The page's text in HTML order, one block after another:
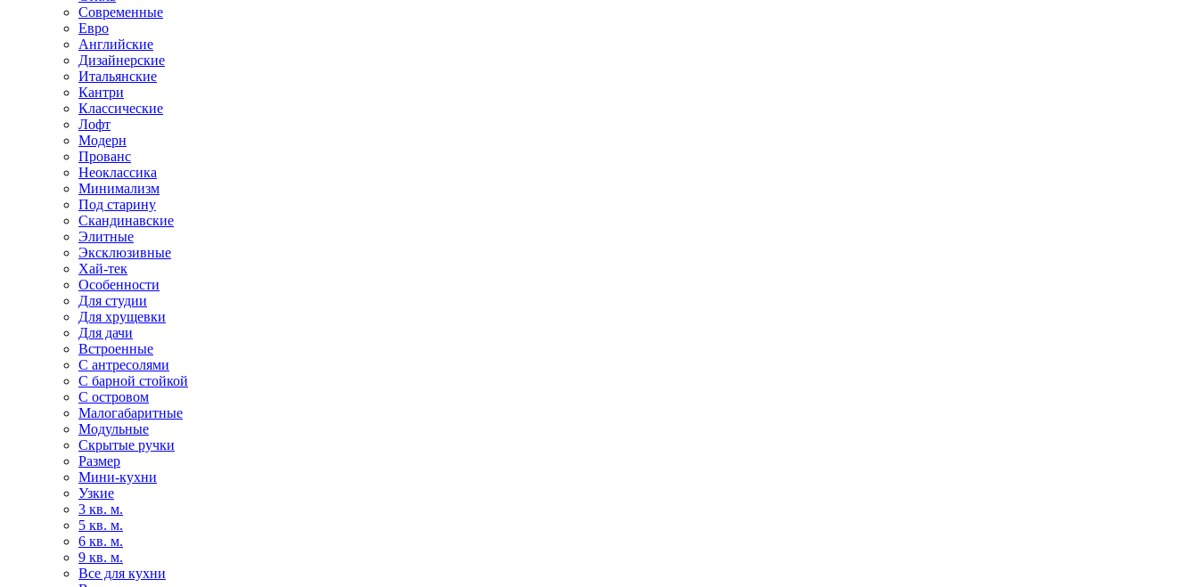
Современные
Евро
Английские
Дизайнерские
Итальянские
Кантри
Классические
Лофт
Модерн
Прованс
Неоклассика
Минимализм
Под старину
Скандинавские
Элитные
Эксклюзивные
Хай-тек
Особенности
Для студии
Для хрущевки
Для дачи
Встроенные
С антресолями
С барной стойкой
С островом
Малогабаритные
Модульные
Скрытые ручки
Размер
Мини-кухни
Узкие
3 кв. м.
5 кв. м.
6 кв. м.
9 кв. м.
Все для кухни